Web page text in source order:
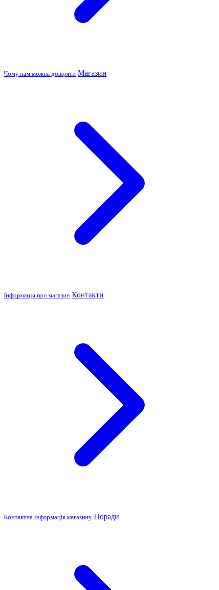
Чому нам можна довіряти Магазин
Інформація про магазин Контакти
Контактна інформація магазину Поради